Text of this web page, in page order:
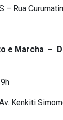
– ​Rua
e Marcha –
Kenkiti